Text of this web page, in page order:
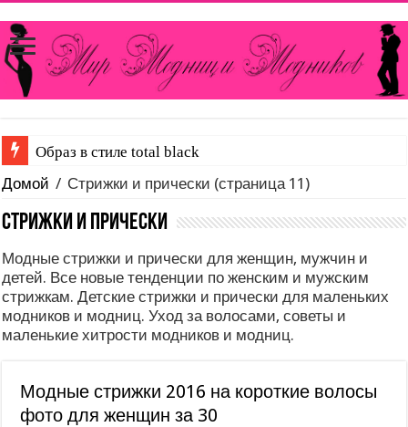
Образ в стиле total black
Домой / Стрижки и прически (страница 11)
Стрижки и прически
Модные стрижки и прически для женщин, мужчин и
детей. Все новые тенденции по женским и мужским
стрижкам. Детские стрижки и прически для маленьких
модников и модниц. Уход за волосами, советы и
маленькие хитрости модников и модниц.
Модные стрижки 2016 на короткие волосы
фото для женщин за 30